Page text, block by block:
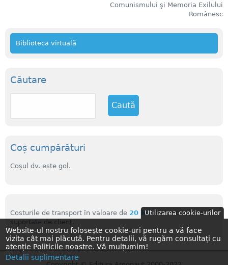
Utilizarea cookie-urilor
Website-ul nostru folosește cookie-uri pentru a vă face
vizita cât mai plăcută. Pentru detalii, vă rugăm consultați cu
atenție Politicile noastre. Vă mulțumim!
Detalii suplimentare
Comunismului şi Memoria Exilului
Românesc
Biblioteca virtuală
Căutare
C
Coș cumpărături
Coșul dv. este gol.
Costurile de transport în valoare de 20 lei(TVA inclus), vor fi
suportate de client.